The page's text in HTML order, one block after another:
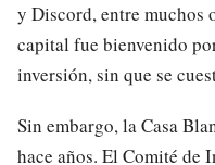
y Discord, entre muchos
capital fue bienvenido
inversión, sin que se
Sin embargo, la Casa
hace años. El Comité de